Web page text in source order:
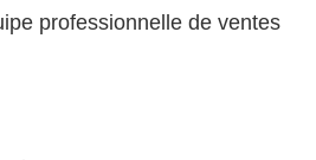
professionnelle de ventes